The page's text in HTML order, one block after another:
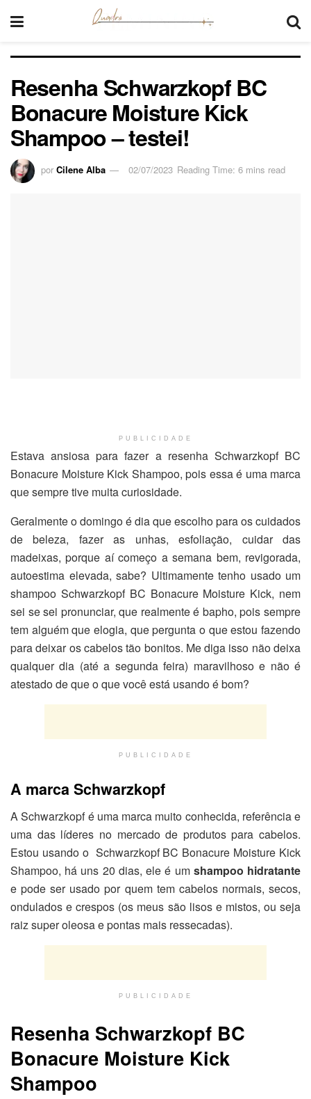
Resenha Schwarzkopf BC
Bonacure Moisture Kick
Shampoo – testei!
por Cilene Alba 02/07/2023 Reading Time: 6 mins read
PUBLICIDADE
Estava ansiosa para fazer a resenha Schwarzkopf BC
Bonacure Moisture Kick Shampoo, pois essa é uma marca
que sempre tive muita curiosidade.
Geralmente o domingo é dia que escolho para os cuidados
de beleza, fazer as unhas, esfoliação, cuidar das
madeixas, porque aí começo a semana bem, revigorada,
autoestima elevada, sabe? Ultimamente tenho usado um
shampoo Schwarzkopf BC Bonacure Moisture Kick, nem
sei se sei pronunciar, que realmente é bapho, pois sempre
tem alguém que elogia, que pergunta o que estou fazendo
para deixar os cabelos tão bonitos. Me diga isso não deixa
qualquer dia (até a segunda feira) maravilhoso e não é
atestado de que o que você está usando é bom?
PUBLICIDADE
A marca Schwarzkopf
A Schwarzkopf é uma marca muito conhecida, referência e
uma das líderes no mercado de produtos para cabelos.
Estou usando o Schwarzkopf BC Bonacure Moisture Kick
Shampoo, há uns 20 dias, ele é um shampoo hidratante
e pode ser usado por quem tem cabelos normais, secos,
ondulados e crespos (os meus são lisos e mistos, ou seja
raiz super oleosa e pontas mais ressecadas).
PUBLICIDADE
Resenha Schwarzkopf BC
Bonacure Moisture Kick
Shampoo